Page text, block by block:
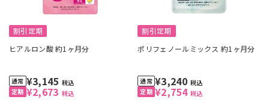
割引定期
ヒアルロン酸 約1ヶ月分
¥2,673 税込
¥3,145 税込
割引定期
ポリフェノールミックス 約1ヶ月分
¥2,754 税込
¥3,240 税込